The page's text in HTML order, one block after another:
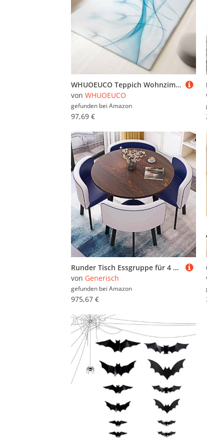
WHUOEUCO Teppich Wohnzimmer 160x230cm Blauer Löwenzahn Moderner Kurzflor Teppich, Schlafzimmer Teppiche Waschbar rutschfest Design für Esszimmer Büro Bereich Dekor
von WHUOEUCO
gefunden bei Amazon
97,69 €
Runder Tisch Essgruppe für 4 mit Stühlen – Bauernhaus & Mitte des Jahrhunderts modernes Design – vielseitig für Wohnzimmer, Büro, Konferenz, Empfang (blau)
von Generisch
gefunden bei Amazon
975,67 €